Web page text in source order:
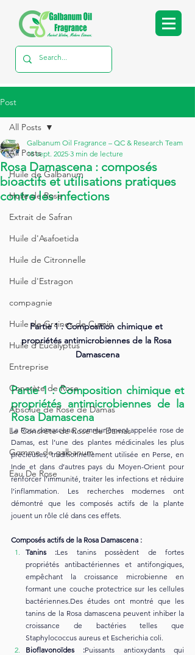
Post
All Posts
Huile de Galbanum
Huile de Rose
Extrait de Safran
Huile d'Asafoetida
Huile de Citronnelle
Huile d'Estragon
compagnie
Huile de Graines de Cumin
Huile d’Eucalyptus
Entreprise
Concrète de Rose
Absolue de Rose de Damas
Le Concrète de Rose de Damas
Gomme de galbanum
Eau De Rose
All Posts
Rosa Damascena : composés
bioactifs et utilisations pratiques
contre les infections
Galbanum Oil Fragrance – QC & Research Team
18 sept. 2025 3 min de lecture
Partie 1 : Composition chimique et
propriétés antimicrobiennes de la Rosa
Damascena
Partie 1 : Composition chimique et
propriétés antimicrobiennes de la
Rosa Damascena
La Rosa damascena, communément appelée rose de
Damas, est l’une des plantes médicinales les plus
précieuses, traditionnellement utilisée en Perse, en
Inde et dans d’autres pays du Moyen-Orient pour
renforcer l’immunité, traiter les infections et réduire
l’inflammation. Les recherches modernes ont
démontré que les composés actifs de la plante
jouent un rôle clé dans ces effets.
Composés actifs de la Rosa Damascena :
Tanins :Les tanins possèdent de fortes
propriétés antibactériennes et antifongiques,
empêchant la croissance microbienne en
formant une couche protectrice sur les cellules
bactériennes.Des études ont montré que les
tanins de la Rosa damascena peuvent inhiber la
croissance de bactéries telles que
Staphylococcus aureus et Escherichia coli.
Bioflavonoïdes :Puissants antioxydants qui